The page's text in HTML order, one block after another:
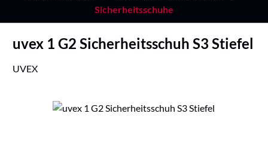
Sicherheitsschuhe
uvex 1 G2 Sicherheitsschuh S3 Stiefel
UVEX
Bildergalerie überspringen